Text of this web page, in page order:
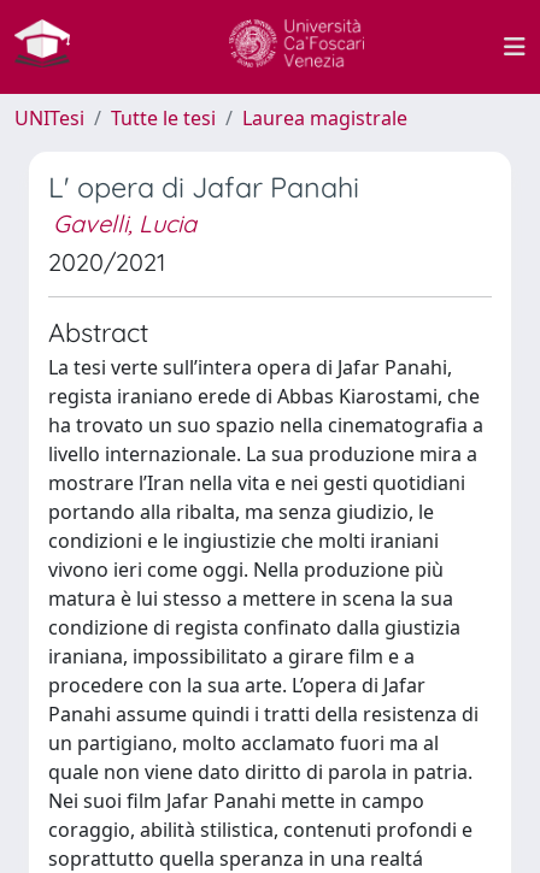
UNITesi Tutte le tesi Laurea magistrale
L' opera di Jafar Panahi
Gavelli, Lucia
2020/2021
Abstract
La tesi verte sull’intera opera di Jafar Panahi,
regista iraniano erede di Abbas Kiarostami, che
ha trovato un suo spazio nella cinematografia a
livello internazionale. La sua produzione mira a
mostrare l’Iran nella vita e nei gesti quotidiani
portando alla ribalta, ma senza giudizio, le
condizioni e le ingiustizie che molti iraniani
vivono ieri come oggi. Nella produzione più
matura è lui stesso a mettere in scena la sua
condizione di regista confinato dalla giustizia
iraniana, impossibilitato a girare film e a
procedere con la sua arte. L’opera di Jafar
Panahi assume quindi i tratti della resistenza di
un partigiano, molto acclamato fuori ma al
quale non viene dato diritto di parola in patria.
Nei suoi film Jafar Panahi mette in campo
coraggio, abilità stilistica, contenuti profondi e
soprattutto quella speranza in una realtá